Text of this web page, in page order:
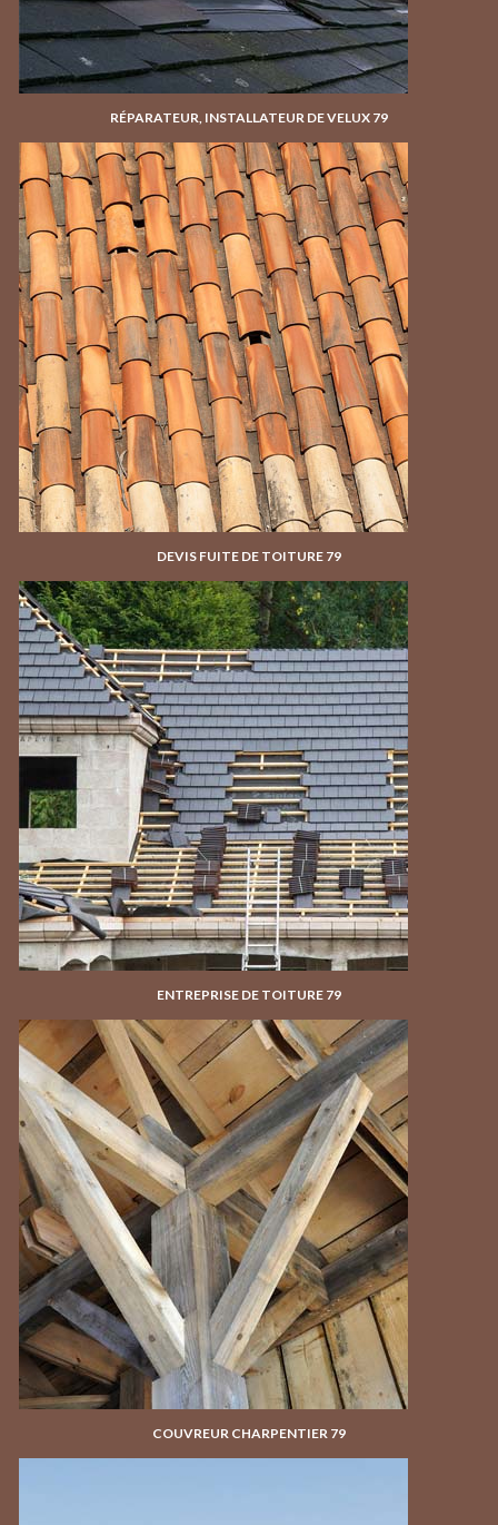
RÉPARATEUR, INSTALLATEUR DE VELUX 79
DEVIS FUITE DE TOITURE 79
ENTREPRISE DE TOITURE 79
COUVREUR CHARPENTIER 79